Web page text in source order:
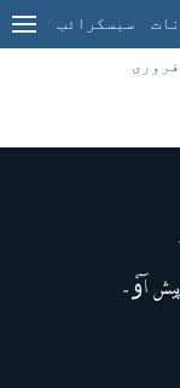
سبسکرائب
فروری